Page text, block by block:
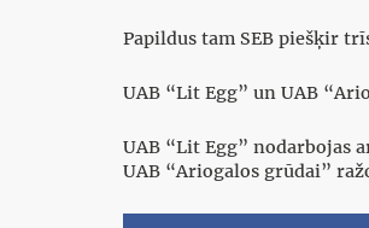
Papildus tam SEB piešķir
UAB “Lit Egg” un UAB
UAB “Lit Egg” nodarbojas
UAB “Ariogalos grūdai”